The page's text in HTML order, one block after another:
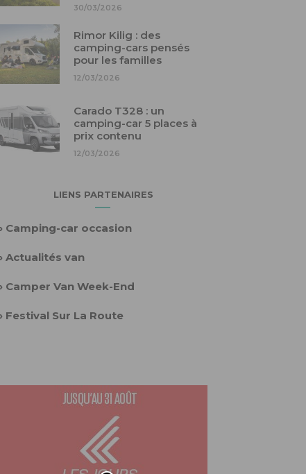
30/03/2026
Rimor Kilig : des
camping-cars pensés
pour les familles
12/03/2026
Carado T328 : un
camping-car 5 places à
prix contenu
12/03/2026
LIENS PARTENAIRES
› Camping-car occasion
› Actualités van
› Camper Van Week-End
› Festival Sur La Route